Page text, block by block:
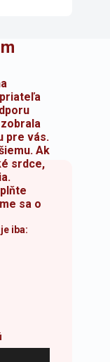
pre vás.
Ak
srdce,
sa o
iba: